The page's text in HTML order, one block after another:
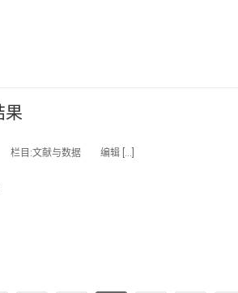
果
栏目:文献与数据 编辑 […]